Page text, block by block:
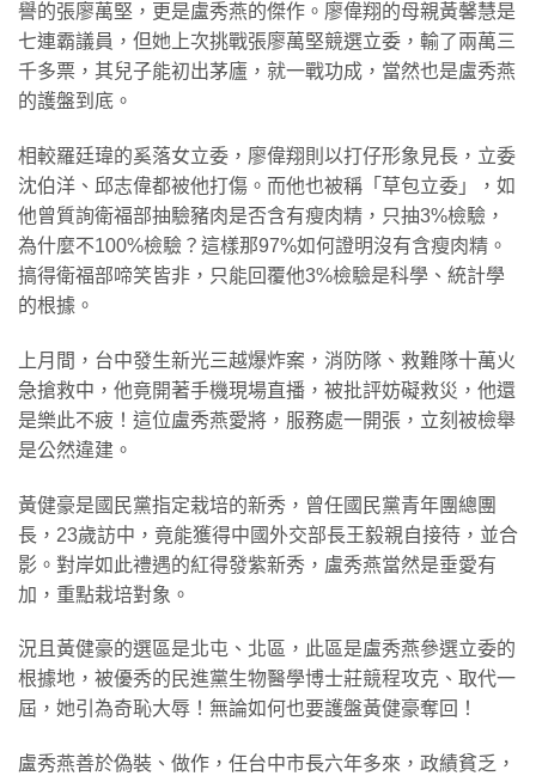
譽的張廖萬堅，更是盧秀燕的傑作。廖偉翔的母親黃馨慧是
七連霸議員，但她上次挑戰張廖萬堅競選立委，輸了兩萬三
千多票，其兒子能初出茅廬，就一戰功成，當然也是盧秀燕
的護盤到底。
相較羅廷瑋的奚落女立委，廖偉翔則以打仔形象見長，立委
沈伯洋、邱志偉都被他打傷。而他也被稱「草包立委」，如
他曾質詢衛福部抽驗豬肉是否含有瘦肉精，只抽3%檢驗，
為什麼不100%檢驗？這樣那97%如何證明沒有含瘦肉精。
搞得衛福部啼笑皆非，只能回覆他3%檢驗是科學、統計學
的根據。
上月間，台中發生新光三越爆炸案，消防隊、救難隊十萬火
急搶救中，他竟開著手機現場直播，被批評妨礙救災，他還
是樂此不疲！這位盧秀燕愛將，服務處一開張，立刻被檢舉
是公然違建。
黃健豪是國民黨指定栽培的新秀，曾任國民黨青年團總團
長，23歲訪中，竟能獲得中國外交部長王毅親自接待，並合
影。對岸如此禮遇的紅得發紫新秀，盧秀燕當然是垂愛有
加，重點栽培對象。
況且黃健豪的選區是北屯、北區，此區是盧秀燕參選立委的
根據地，被優秀的民進黨生物醫學博士莊競程攻克、取代一
屆，她引為奇恥大辱！無論如何也要護盤黃健豪奪回！
盧秀燕善於偽裝、做作，任台中市長六年多來，政績貧乏，